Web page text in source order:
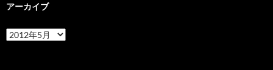
アーカイブ
ア
ー